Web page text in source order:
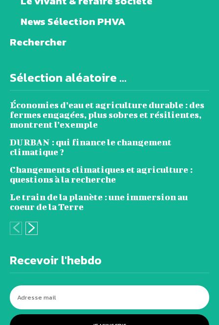
News Sélection PHVA
Rechercher
Sélection aléatoire ...
Économies d’eau et agriculture durable : des
fermes engagées, plus sobres et résilientes,
montrent l’exemple
DURBAN : qui finance le changement
climatique ?
Changements climatiques et agriculture :
questions à la recherche
Le train de la planète : une immersion au
coeur de la Terre
Recevoir l'hebdo